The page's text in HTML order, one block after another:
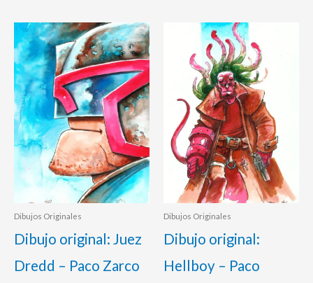
Dibujos Originales
Dibujo original: Juez
Dredd – Paco Zarco
Dibujos Originales
Dibujo original:
Hellboy – Paco